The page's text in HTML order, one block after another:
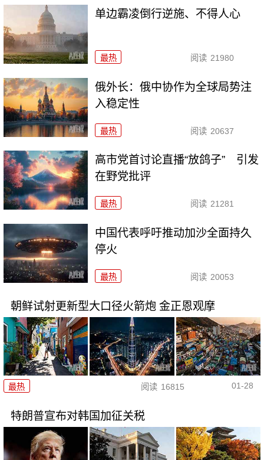
单边霸凌倒行逆施、不得人心
最热 阅读 21980
俄外长：俄中协作为全球局势注
入稳定性
最热 阅读 20637
高市党首讨论直播“放鸽子” 引发
在野党批评
最热 阅读 21281
中国代表呼吁推动加沙全面持久
停火
最热 阅读 20053
朝鲜试射更新型大口径火箭炮 金正恩观摩
最热 阅读 16815 01-28
特朗普宣布对韩国加征关税